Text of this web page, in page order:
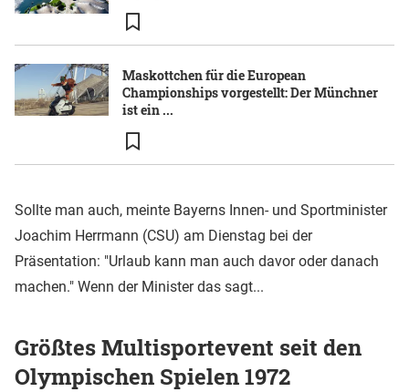
Maskottchen für die European
Championships vorgestellt: Der Münchner
ist ein ...
Sollte man auch, meinte Bayerns Innen- und Sportminister
Joachim Herrmann (CSU) am Dienstag bei der
Präsentation: "Urlaub kann man auch davor oder danach
machen." Wenn der Minister das sagt...
Größtes Multisportevent seit den
Olympischen Spielen 1972